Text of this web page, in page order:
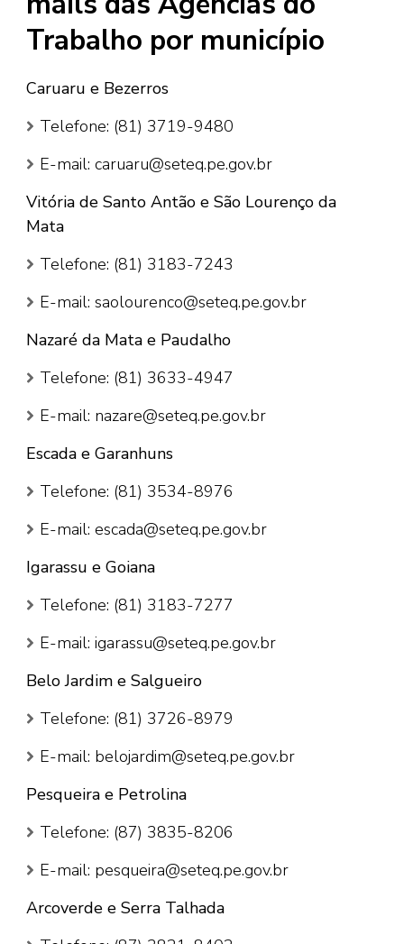
Trabalho por município
Caruaru e Bezerros
Telefone: (81) 3719-9480
E-mail: caruaru@seteq.pe.gov.br
Vitória de Santo Antão e São Lourenço da
Mata
Telefone: (81) 3183-7243
E-mail: saolourenco@seteq.pe.gov.br
Nazaré da Mata e Paudalho
Telefone: (81) 3633-4947
E-mail: nazare@seteq.pe.gov.br
Escada e Garanhuns
Telefone: (81) 3534-8976
E-mail: escada@seteq.pe.gov.br
Igarassu e Goiana
Telefone: (81) 3183-7277
E-mail: igarassu@seteq.pe.gov.br
Belo Jardim e Salgueiro
Telefone: (81) 3726-8979
E-mail: belojardim@seteq.pe.gov.br
Pesqueira e Petrolina
Telefone: (87) 3835-8206
E-mail: pesqueira@seteq.pe.gov.br
Arcoverde e Serra Talhada